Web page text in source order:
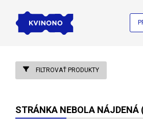
FILTROVAŤ PRODUKTY
STRÁNKA NEBOLA NÁJDENÁ